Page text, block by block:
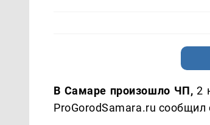
В Самаре произошло ЧП, 2
ProGorodSamara.ru сообщил